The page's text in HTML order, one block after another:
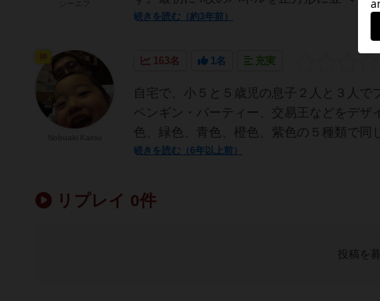
続きを読む（約3年前）
163名 1名 充実
自宅で、小５と５歳児の息子２人と３人で
ペンギン・パーティー、交易王などをデ
色、緑色、青色、橙色、紫色の５種類で同
続きを読む（6年以上前）
リプレイ 0件
投稿を